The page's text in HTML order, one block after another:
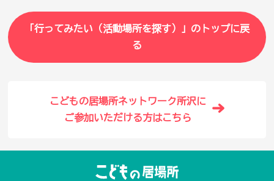
「行ってみたい（活動場所を探す）」の トップに戻
る
こどもの居場所ネットワーク所沢に
ご参加いただける方はこちら